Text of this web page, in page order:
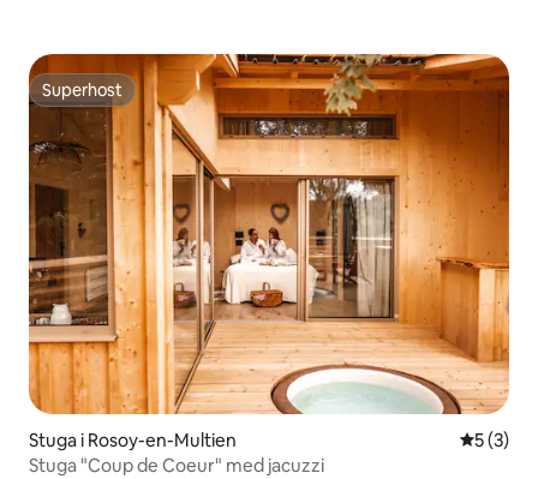
Superhost
Superhost
Stuga i Rosoy-en-Multien 5 av 5 i
5 (3)
Stuga "Coup de Coeur" med jacuzzi